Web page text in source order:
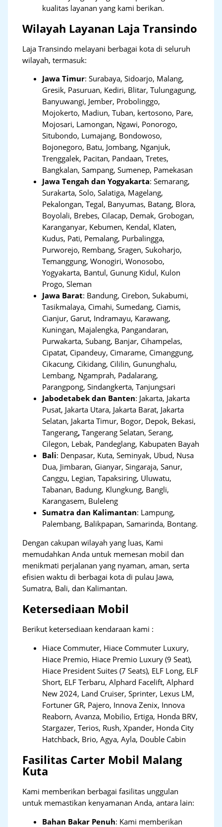
kualitas layanan yang kami berikan.
Wilayah Layanan Laja Transindo
Laja Transindo melayani berbagai kota di seluruh
wilayah, termasuk:
Jawa Timur:Surabaya, Sidoarjo, Malang,
Gresik, Pasuruan, Kediri, Blitar, Tulungagung,
Banyuwangi, Jember, Probolinggo,
Mojokerto, Madiun, Tuban, kertosono, Pare,
Mojosari, Lamongan, Ngawi, Ponorogo,
Situbondo, Lumajang, Bondowoso,
Bojonegoro, Batu, Jombang, Nganjuk,
Trenggalek, Pacitan, Pandaan, Tretes,
Bangkalan, Sampang, Sumenep, Pamekasan
Jawa Tengah dan Yogyakarta:Semarang,
Surakarta, Solo, Salatiga, Magelang,
Pekalongan, Tegal, Banyumas, Batang, Blora,
Boyolali, Brebes, Cilacap, Demak, Grobogan,
Karanganyar, Kebumen, Kendal, Klaten,
Kudus, Pati, Pemalang, Purbalingga,
Purworejo, Rembang, Sragen, Sukoharjo,
Temanggung, Wonogiri, Wonosobo,
Yogyakarta, Bantul, Gunung Kidul, Kulon
Progo, Sleman
Jawa Barat: Bandung, Cirebon, Sukabumi,
Tasikmalaya, Cimahi, Sumedang, Ciamis,
Cianjur, Garut, Indramayu, Karawang,
Kuningan, Majalengka, Pangandaran,
Purwakarta, Subang, Banjar, Cihampelas,
Cipatat, Cipandeuy, Cimarame, Cimanggung,
Cikacung, Cikidang, Cililin, Gununghalu,
Lembang, Ngamprah, Padalarang,
Parangpong, Sindangkerta, Tanjungsari
Jabodetabek dan Banten: Jakarta, Jakarta
Pusat, Jakarta Utara, Jakarta Barat, Jakarta
Selatan, Jakarta Timur, Bogor, Depok, Bekasi,
Tangerang,Tangerang Selatan, Serang,
Cilegon, Lebak, Pandeglang, Kabupaten Bayah
Bali: Denpasar, Kuta, Seminyak, Ubud, Nusa
Dua, Jimbaran, Gianyar, Singaraja, Sanur,
Canggu, Legian, Tapaksiring, Uluwatu,
Tabanan, Badung, Klungkung, Bangli,
Karangasem, Buleleng
Sumatra dan Kalimantan: Lampung,
Palembang, Balikpapan, Samarinda, Bontang.
Dengan cakupan wilayah yang luas, Kami
memudahkan Anda untuk memesan mobil dan
menikmati perjalanan yang nyaman, aman, serta
efisien waktu di berbagai kota di pulau Jawa,
Sumatra, Bali, dan Kalimantan.
Ketersediaan Mobil
Berikut ketersediaan kendaraan kami :
Hiace Commuter, Hiace Commuter Luxury,
Hiace Premio, Hiace Premio Luxury (9 Seat),
Hiace President Suites (7 Seats), ELF Long, ELF
Short, ELF Terbaru, Alphard Facelift, Alphard
New 2024, Land Cruiser, Sprinter, Lexus LM,
Fortuner GR, Pajero, Innova Zenix, Innova
Reaborn, Avanza, Mobilio, Ertiga, Honda BRV,
Stargazer, Terios, Rush, Xpander, Honda City
Hatchback, Brio, Agya, Ayla, Double Cabin
Fasilitas Carter Mobil Malang
Kuta
Kami memberikan berbagai fasilitas unggulan
untuk memastikan kenyamanan Anda, antara lain:
Bahan Bakar Penuh: Kami memberikan